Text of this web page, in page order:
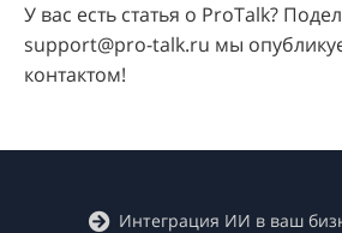
У вас есть статья о ProTalk?
support@pro-talk.ru мы
контактом!
Интеграция ИИ в ваш